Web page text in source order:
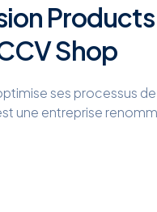
Shop
ses processus
une entreprise